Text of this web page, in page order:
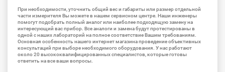
При необходимости, уточнить общий вес и габариты или размер отдельной
части измерителя Вы можете в нашем сервисном центре. Наши инженеры
помогут подобрать полный аналог или наиболее подходящую замену на
интересующий вас прибор. Все аналоги и замена будут протестированы в
одной с наших лабораторий на полное соответствие Вашим требованиям.
Основная особенность нашего интернет магазина проведение объективных
консультаций при выборе необходимого оборудования. У нас работают
около 20 высококвалифицированных специалистов, которые готовы
ответить на все ваши вопросы.